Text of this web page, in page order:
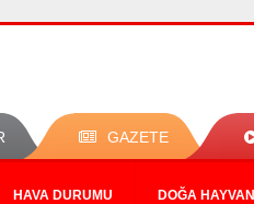
GAZETE
HAVA DURUMU DOĞA HAYVAN